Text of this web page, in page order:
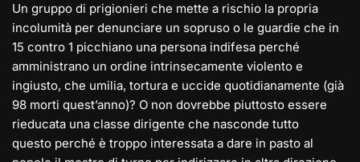
Un gruppo di prigionieri che mette a rischio la propria
incolumità per denunciare un sopruso o le guardie che in
15 contro 1 picchiano una persona indifesa perché
amministrano un ordine intrinsecamente violento e
ingiusto, che umilia, tortura e uccide quotidianamente (già
98 morti quest’anno)? O non dovrebbe piuttosto essere
rieducata una classe dirigente che nasconde tutto
questo perché è troppo interessata a dare in pasto al